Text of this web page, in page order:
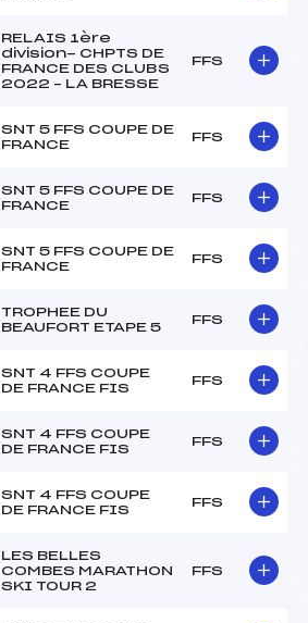
RELAIS 1ère
division- CHPTS DE
FRANCE DES CLUBS
2022 – LA BRESSE
FFS
SNT 5 FFS COUPE DE
FRANCE
FFS
SNT 5 FFS COUPE DE
FRANCE
FFS
SNT 5 FFS COUPE DE
FRANCE
FFS
TROPHEE DU
BEAUFORT ETAPE 5
FFS
SNT 4 FFS COUPE
DE FRANCE FIS
FFS
SNT 4 FFS COUPE
DE FRANCE FIS
FFS
SNT 4 FFS COUPE
DE FRANCE FIS
FFS
LES BELLES
COMBES MARATHON
SKI TOUR 2
FFS